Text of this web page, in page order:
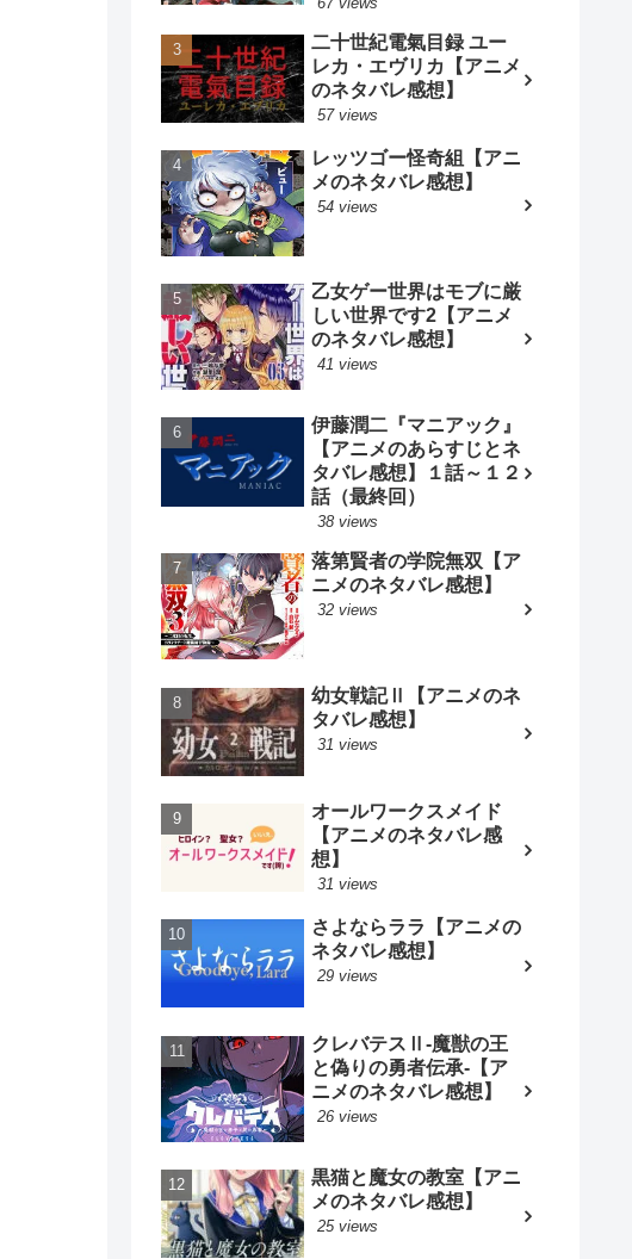
二十世紀電氣目録 ユー
レカ・エヴリカ【アニメ
のネタバレ感想】
57 views
レッツゴー怪奇組【アニ
メのネタバレ感想】
54 views
乙女ゲー世界はモブに厳
しい世界です2【アニメ
のネタバレ感想】
41 views
伊藤潤二『マニアック』
【アニメのあらすじとネ
タバレ感想】１話～１２
話（最終回）
38 views
落第賢者の学院無双【ア
ニメのネタバレ感想】
32 views
幼女戦記Ⅱ【アニメのネ
タバレ感想】
31 views
オールワークスメイド
【アニメのネタバレ感
想】
31 views
さよならララ【アニメの
ネタバレ感想】
29 views
クレバテスⅡ-魔獣の王
と偽りの勇者伝承-【ア
ニメのネタバレ感想】
26 views
黒猫と魔女の教室【アニ
メのネタバレ感想】
25 views